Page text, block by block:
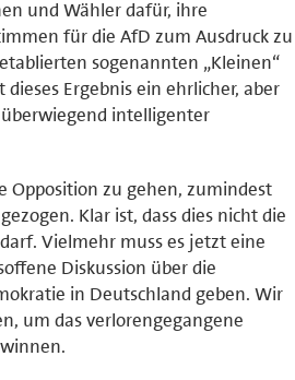
und Wähler dafür, ihre
für die AfD zum Ausdruck zu
sogenannten „Kleinen“
Ergebnis ein ehrlicher, aber
intelligenter
Opposition zu gehen, zumindest
Klar ist, dass dies nicht die
Vielmehr muss es jetzt eine
Diskussion über die
in Deutschland geben. Wir
um das verlorengegangene